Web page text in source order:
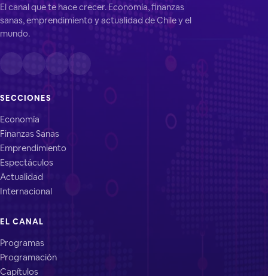
El canal que te hace crecer. Economía, finanzas
sanas, emprendimiento y actualidad de Chile y el
mundo.
SECCIONES
Economía
Finanzas Sanas
Emprendimiento
Espectáculos
Actualidad
Internacional
EL CANAL
Programas
Programación
Capítulos